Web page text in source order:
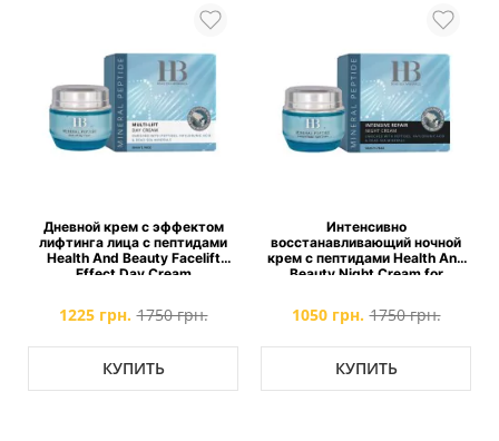
Дневной крем с эффектом
лифтинга лица с пептидами
Health And Beauty Facelift
Effect Day Cream
1225 грн. 1750 грн.
КУПИТЬ
Интенсивно
восстанавливающий ночной
крем с пептидами Health And
Beauty Night Cream for
1050 грн. 1750 грн.
КУПИТЬ